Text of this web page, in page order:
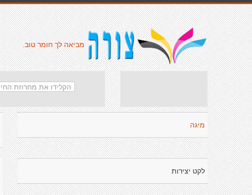
מביאה לך חומר טוב.
מיגה
לקט יצירות